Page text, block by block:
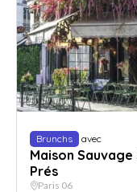
Brunchs avec
Maison
Prés
Paris 06